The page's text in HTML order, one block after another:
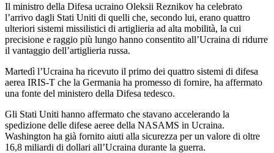
Il ministro della Difesa ucraino Oleksii Reznikov ha celebrato
l’arrivo dagli Stati Uniti di quelli che, secondo lui, erano quattro
ulteriori sistemi missilistici di artiglieria ad alta mobilità, la cui
precisione e raggio più lungo hanno consentito all’Ucraina di ridurre
il vantaggio dell’artiglieria russa.
Martedì l’Ucraina ha ricevuto il primo dei quattro sistemi di difesa
aerea IRIS-T che la Germania ha promesso di fornire, ha affermato
una fonte del ministero della Difesa tedesco.
Gli Stati Uniti hanno affermato che stavano accelerando la
spedizione delle difese aeree della NASAMS in Ucraina.
Washington ha già fornito aiuti alla sicurezza per un valore di oltre
16,8 miliardi di dollari all’Ucraina durante la guerra.